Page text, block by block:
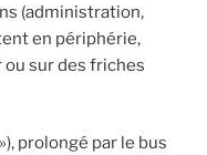
(administration,
en périphérie,
sur des friches
prolongé par le bus